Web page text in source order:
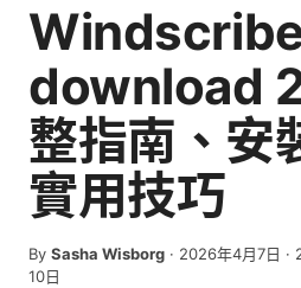
download
整指南、安
實用技巧
By Sasha Wisborg · 2026年4月7日 ·
10日